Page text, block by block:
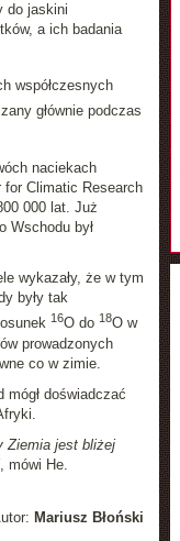
do jaskini
a ich badania
współczesnych
głównie podczas
naciekach
Climatic Research
000 lat. Już
Wschodu był
wykazały, że w tym
były tak
16O do 18O w
prowadzonych
co w zimie.
doświadczać
Ziemia jest bliżej
, mówi He.
Mariusz Błoński